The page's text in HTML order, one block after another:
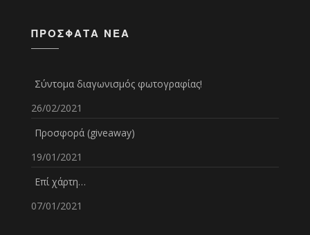
ΠΡΌΣΦΑΤΑ ΝΈΑ
Σύντομα διαγωνισμός φωτογραφίας!
26/02/2021
Προσφορά (giveaway)
19/01/2021
Επί χάρτη…
07/01/2021